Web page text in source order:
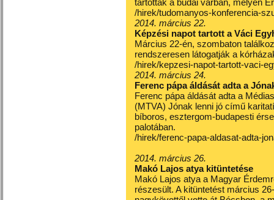
tartottak a budai várban, melyen
/hirek/tudomanyos-konferencia-
2014. március 22.
Képzési napot tartott a Váci
Március 22-én, szombaton
rendszeresen látogatják a
/hirek/kepzesi-napot-tartott-vaci-
2014. március 24.
Ferenc pápa áldását adta a
Ferenc pápa áldását adta a
(MTVA) Jónak lenni jó című
bíboros, esztergom-budapesti
palotában.
/hirek/ferenc-papa-aldasat-adta-
2014. március 26.
Makó Lajos atya kitüntetése
Makó Lajos atya a Magyar
részesült. A kitüntetést március